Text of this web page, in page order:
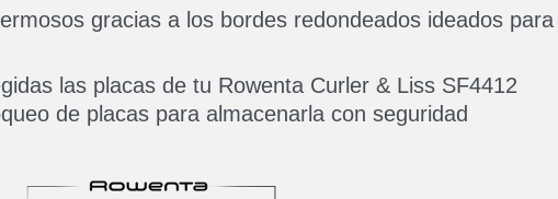
gracias a los bordes redondeados ideados
las placas de tu Rowenta Curler & Liss SF4412
de placas para almacenarla con seguridad